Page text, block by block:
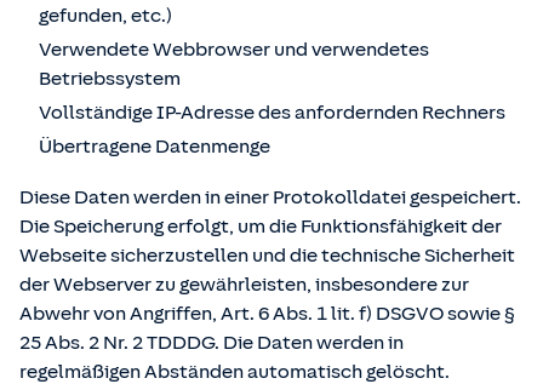
gefunden, etc.)
Verwendete Webbrowser und verwendetes
Betriebssystem
Vollständige IP-Adresse des anfordernden Rechners
Übertragene Datenmenge
Diese Daten werden in einer Protokolldatei gespeichert.
Die Speicherung erfolgt, um die Funktionsfähigkeit der
Webseite sicherzustellen und die technische Sicherheit
der Webserver zu gewährleisten, insbesondere zur
Abwehr von Angriffen, Art. 6 Abs. 1 lit. f) DSGVO sowie §
25 Abs. 2 Nr. 2 TDDDG. Die Daten werden in
regelmäßigen Abständen automatisch gelöscht.